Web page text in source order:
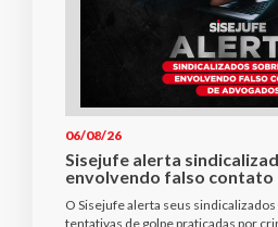
06/08/26
Sisejufe alerta
envolvendo falso contato
O Sisejufe alerta seus
tentativas de golpe praticadas por